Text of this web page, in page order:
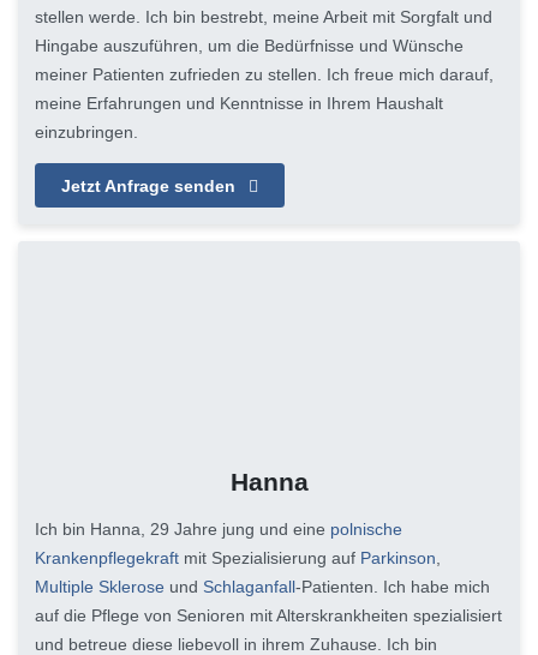
stellen werde. Ich bin bestrebt, meine Arbeit mit Sorgfalt und
Hingabe auszuführen, um die Bedürfnisse und Wünsche
meiner Patienten zufrieden zu stellen. Ich freue mich darauf,
meine Erfahrungen und Kenntnisse in Ihrem Haushalt
einzubringen.
Jetzt Anfrage senden
Hanna
Ich bin Hanna, 29 Jahre jung und eine polnische
Krankenpflegekraft mit Spezialisierung auf Parkinson
Multiple Sklerose und Schlaganfall-Patienten. Ich habe mich
auf die Pflege von Senioren mit Alterskrankheiten spezialisiert
und betreue diese liebevoll in ihrem Zuhause. Ich bin